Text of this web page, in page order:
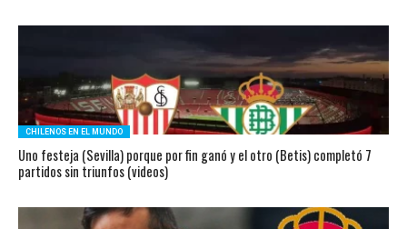
CHILENOS EN EL MUNDO
Uno festeja (Sevilla) porque por fin ganó y el otro (Betis) completó 7
partidos sin triunfos (videos)